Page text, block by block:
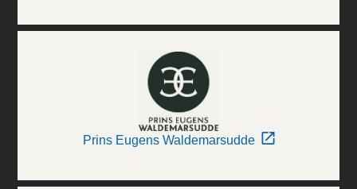
Prins Eugens Waldemarsudde